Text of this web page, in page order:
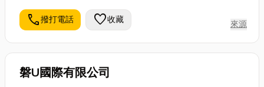
範圍非常廣泛 、像建築使用水泥牆面、木
材製品，打底修飾及裂縫、小孔之修補矽
酸鈣板、石膏板、三夾板、各式防火板等
2266 (中範石膏-義竹工廠)
call撥打電話 favorite收藏 來源
磐U國際有限公司